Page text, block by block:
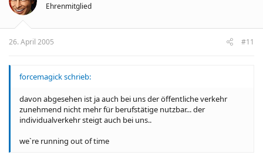
Ehrenmitglied
26. April 2005 #11
forcemagick schrieb:
davon abgesehen ist ja auch bei uns der öffentliche verkehr
zunehmend nicht mehr für berufstätige nutzbar... der
individualverkehr steigt auch bei uns..
we`re running out of time